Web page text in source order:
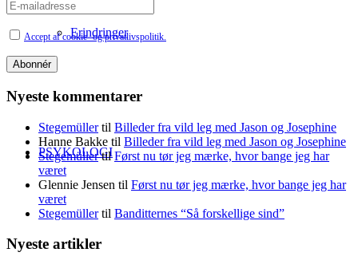
Erindringer
PSYKOLOGI
Accept af cookie- og privatlivspolitik.
Nyeste kommentarer
Stegemüllertil Billeder fra vild leg med Jason og Josephine
Hanne Bakke til Billeder fra vild leg med Jason og Josephine
StegemüllertilFørst nu tør jeg mærke, hvor bange jeg har
været
Glennie Jensen til Først nu tør jeg mærke, hvor bange jeg har
været
Stegemüllertil Banditternes “Så forskellige sind”
Nyeste artikler